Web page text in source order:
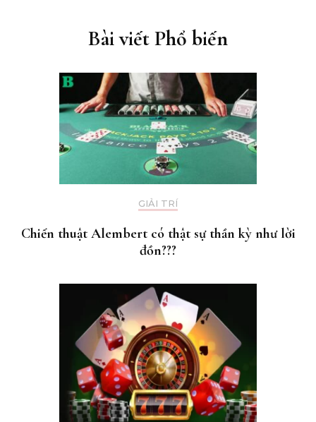
Bài viết Phổ biến
GIẢI TRÍ
Chiến thuật Alembert có thật sự thần kỳ như lời
đồn???